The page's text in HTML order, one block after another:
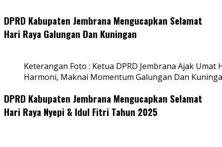
DPRD Kabupaten Jembrana Mengucapkan Selamat
Hari Raya Galungan Dan Kuningan
Keterangan Foto : Ketua DPRD Jembrana Ajak
Harmoni, Maknai Momentum Galungan Dan
DPRD Kabupaten Jembrana Mengucapkan Selamat
Hari Raya Nyepi & Idul Fitri Tahun 2025